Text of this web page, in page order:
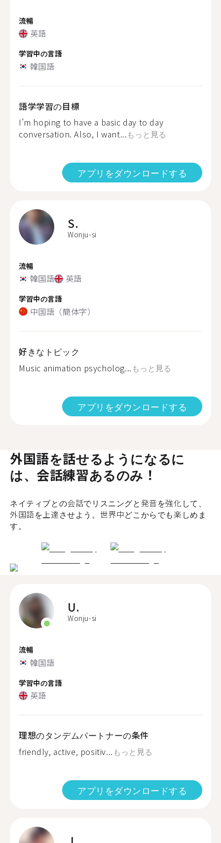
流暢
英語
学習中の言語
韓国語
語学学習の目標
I’m hoping to have a basic day to day
conversation. Also, I want...もっと見る
アプリをダウンロードする
S.
Wonju-si
流暢
韓国語 英語
学習中の言語
中国語（簡体字）
好きなトピック
Music animation psycholog... もっと見る
アプリをダウンロードする
外国語を話せるようになるに
は、会話練習あるのみ！
ネイティブとの会話でリスニングと発音を強化して、
外国語を上達させよう。世界中どこからでも楽しめま
す。
U.
Wonju-si
流暢
韓国語
学習中の言語
英語
理想のタンデムパートナーの条件
friendly, active, positiv... もっと見る
アプリをダウンロードする